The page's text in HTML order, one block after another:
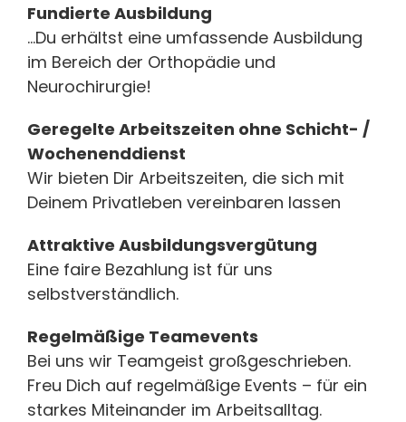
Fundierte Ausbildung
…Du erhältst eine umfassende Ausbildung
im Bereich der Orthopädie und
Neurochirurgie!
Geregelte Arbeitszeiten ohne Schicht- /
Wochenenddienst
Wir bieten Dir Arbeitszeiten, die sich mit
Deinem Privatleben vereinbaren lassen
Attraktive Ausbildungsvergütung
Eine faire Bezahlung ist für uns
selbstverständlich.
Regelmäßige Teamevents
Bei uns wir Teamgeist großgeschrieben.
Freu Dich auf regelmäßige Events – für ein
starkes Miteinander im Arbeitsalltag.